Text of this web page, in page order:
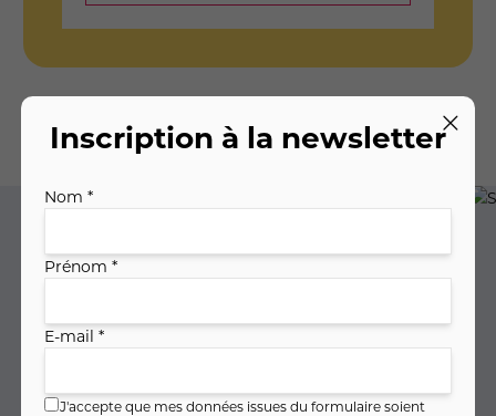
Nos activités
Inscription à la newsletter
Nom *
Prénom *
E-mail *
J'accepte que mes données issues du formulaire soient